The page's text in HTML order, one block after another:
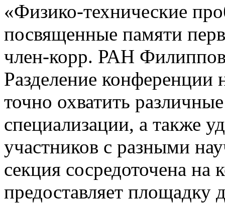
«Физико-технические
посвященные памяти
член-корр. РАН
Разделение конференции
точно охватить
специализации, а также
участников с разными
секция сосредоточена на
предоставляет площадку